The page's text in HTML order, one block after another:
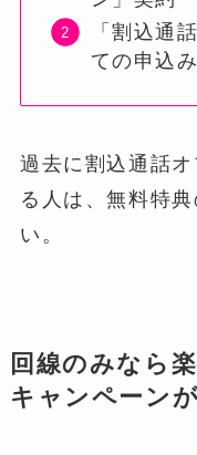
「割込通
ての申込
過去に割込通話
る人は、無料特
い。
回線のみなら
キャンペーン